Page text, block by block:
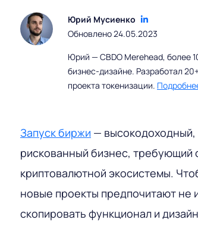
Юрий Мусиенко
Обновлено 24.05.2023
Юрий — CBDO Merehead, более
бизнес-дизайне. Разработал
проекта токенизации.
Запуск биржи —
рискованный бизнес, требующий
криптовалютной экосистемы.
новые проекты предпочитают не
скопировать функционал и